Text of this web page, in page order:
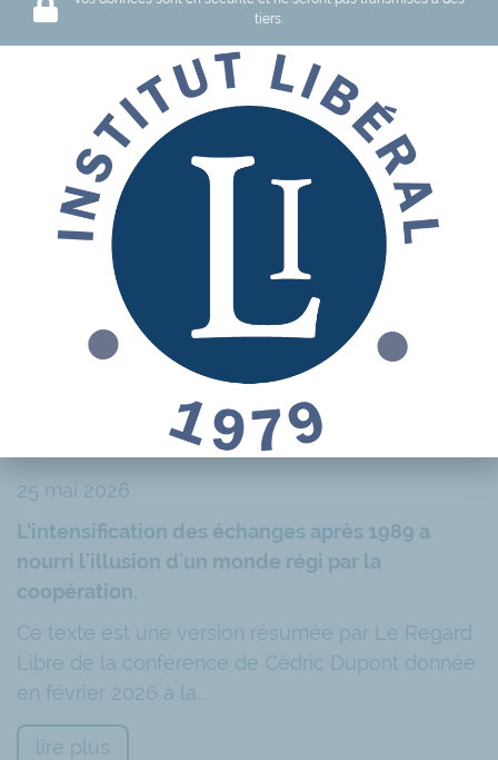
février 2026 à la Journée…
News
L’ordre international libéral
face au retour de la
puissance
25 mai 2026
L’intensification des échanges après 1989 a
nourri l'illusion d'un monde régi par la
coopération.
Ce texte est une version résumée par Le Regard
Libre de la conférence de Cédric Dupont donnée
en février 2026 à la…
lire plus
tiers.